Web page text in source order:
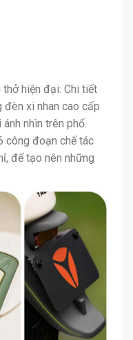
hiện đại: Chi tiết
đèn xi nhan cao cấp
nhìn trên phố.
công đoạn chế tác
để tạo nên những